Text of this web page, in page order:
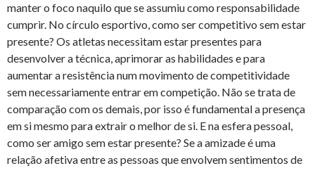
manter o foco naquilo que se assumiu como responsabilidade
cumprir. No círculo esportivo, como ser competitivo sem estar
presente? Os atletas necessitam estar presentes para
desenvolver a técnica, aprimorar as habilidades e para
aumentar a resistência num movimento de competitividade
sem necessariamente entrar em competição. Não se trata de
comparação com os demais, por isso é fundamental a presença
em si mesmo para extrair o melhor de si. E na esfera pessoal,
como ser amigo sem estar presente? Se a amizade é uma
relação afetiva entre as pessoas que envolvem sentimentos de